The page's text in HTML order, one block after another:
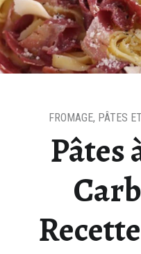
Pâtes
FROMAGE, PÂTES